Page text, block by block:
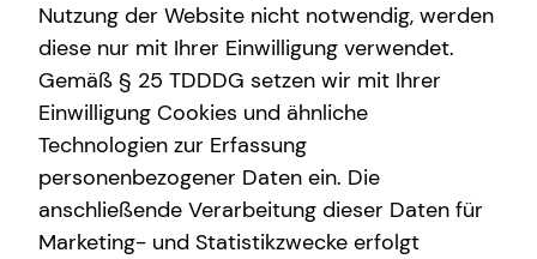
Finanzberatung
Kapitalanlage Immobilien
Immobilienfinanzierung
Investment
Altersvorsorge
Service
Kundenportal
Wissenswertes
Über tecis
Podcast
E-Mail Anruf
Nutzung der Website nicht notwendig, werden
diese nur mit Ihrer Einwilligung verwendet.
Gemäß § 25 TDDDG setzen wir mit Ihrer
Einwilligung Cookies und ähnliche
Technologien zur Erfassung
personenbezogener Daten ein. Die
anschließende Verarbeitung dieser Daten für
Marketing- und Statistikzwecke erfolgt